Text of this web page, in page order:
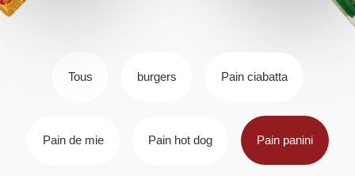
Tous burgers Pain ciabatta
Pain de mie Pain hot dog Pain panini